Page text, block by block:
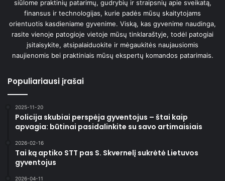
siūlome praktinių patarimų, gudrybių ir straipsnių apie sveikatą,
finansus ir technologijas, kurie padės mūsų skaitytojams
orientuotis kasdieniame gyvenime. Viską, kas gyvenime naudinga,
rasite vienoje patogioje vietoje mūsų tinklaraštyje, todėl patogiai
įsitaisykite, atsipalaiduokite ir mėgaukitės naujausiomis
naujienomis bei praktiniais mūsų ekspertų komandos patarimais.
Populiariausi įrašai
2025-11-20
Policija skubiai perspėja gyventojus – štai kaip
apvagia: būtinai pasidalinkite su savo artimaisiais
2026-02-16
Tai ką aptiko STT pas S. Skvernelį sukrėtė Lietuvos
gyventojus
2026-04-11